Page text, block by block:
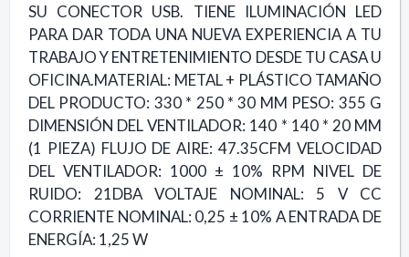
SU CONECTOR USB. TIENE ILUMINACIÓN LED
PARA DAR TODA UNA NUEVA EXPERIENCIA A TU
TRABAJO Y ENTRETENIMIENTO DESDE TU CASA U
OFICINA.MATERIAL: METAL + PLÁSTICO TAMAÑO
DEL PRODUCTO: 330 * 250 * 30 MM PESO: 355 G
DIMENSIÓN DEL VENTILADOR: 140 * 140 * 20 MM
(1 PIEZA) FLUJO DE AIRE: 47.35CFM VELOCIDAD
DEL VENTILADOR: 1000 ± 10% RPM NIVEL DE
RUIDO: 21DBA VOLTAJE NOMINAL: 5 V CC
CORRIENTE NOMINAL: 0,25 ± 10% A ENTRADA DE
ENERGÍA: 1,25 W